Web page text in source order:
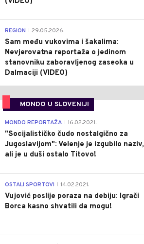
REGION 29.05.2026.
Sam među vukovima i šakalima:
Nevjerovatna reportaža o jedinom
stanovniku zaboravljenog zaseoka u
Dalmaciji (VIDEO)
MONDO U SLOVENIJI
MONDO REPORTAŽA 16.02.2021.
"Socijalističko čudo nostalgično za
Jugoslavijom": Velenje je izgubilo naziv,
ali je u duši ostalo Titovo!
OSTALI SPORTOVI 14.02.2021.
Vujović poslije poraza na debiju: Igrači
Borca kasno shvatili da mogu!